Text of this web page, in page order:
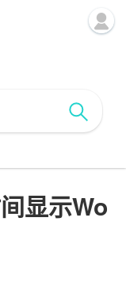
显示Wo